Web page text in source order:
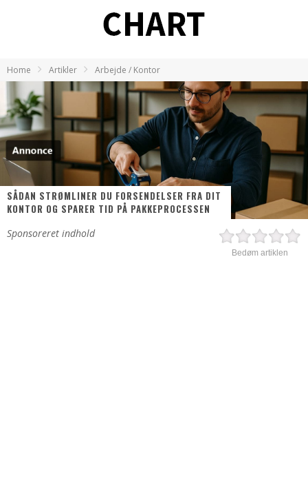
Home Artikler Arbejde / Kontor
SÅDAN STRØMLINER DU FORSENDELSER FRA DIT
KONTOR OG SPARER TID PÅ PAKKEPROCESSEN
Bedøm artiklen
Sponsoreret indhold